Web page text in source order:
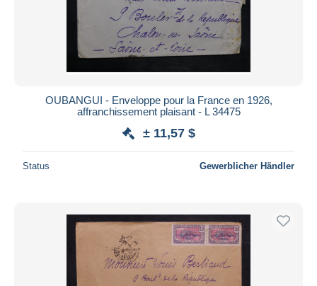
OUBANGUI - Enveloppe pour la France en 1926,
affranchissement plaisant - L 34475
± 11,57 $
Status Gewerblicher Händler